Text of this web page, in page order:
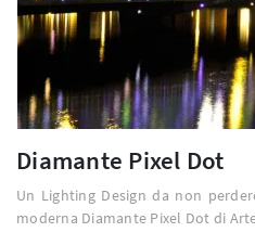
Diamante Pixel Dot
Un Lighting Design da non
moderna Diamante Pixel Dot di